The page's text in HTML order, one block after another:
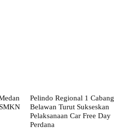
Pelindo Regional 1 Cabang
Belawan Turut Sukseskan
Pelaksanaan Car Free Day
Perdana